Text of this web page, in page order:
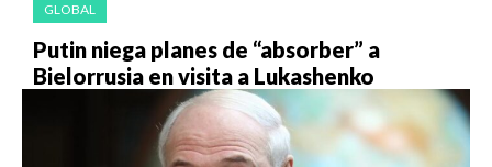
GLOBAL
Putin niega planes de “absorber” a
Bielorrusia en visita a Lukashenko